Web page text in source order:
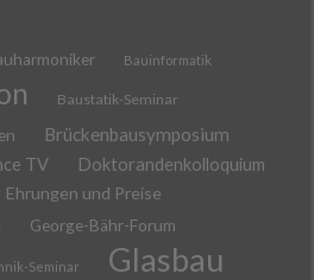
Bauinformatik
Baustatik-Seminar
Brückenbausymposium
TV Doktorandenkolloquium
Ehrungen und Preise
George-Bähr-Forum
Seminar Glasbau